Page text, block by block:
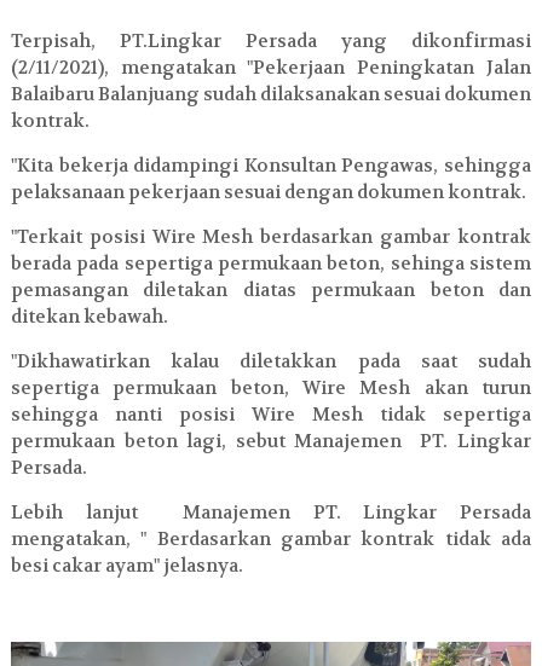
Terpisah, PT.Lingkar Persada yang dikonfirmasi
(2/11/2021), mengatakan "Pekerjaan Peningkatan Jalan
Balaibaru Balanjuang sudah dilaksanakan sesuai dokumen
kontrak.
"Kita bekerja didampingi Konsultan Pengawas, sehingga
pelaksanaan pekerjaan sesuai dengan dokumen kontrak.
"Terkait posisi Wire Mesh berdasarkan gambar kontrak
berada pada sepertiga permukaan beton, sehinga sistem
pemasangan diletakan diatas permukaan beton dan
ditekan kebawah.
"Dikhawatirkan kalau diletakkan pada saat sudah
sepertiga permukaan beton, Wire Mesh akan turun
sehingga nanti posisi Wire Mesh tidak sepertiga
permukaan beton lagi, sebut Manajemen PT. Lingkar
Persada.
Lebih lanjut Manajemen PT. Lingkar Persada
mengatakan, " Berdasarkan gambar kontrak tidak ada
besi cakar ayam" jelasnya.